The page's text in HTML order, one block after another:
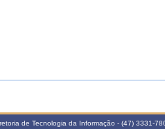
de Tecnologia da Informação - (47) 3331-